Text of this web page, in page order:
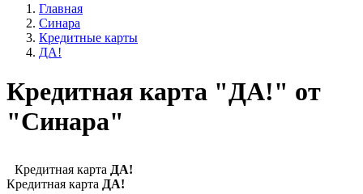
Главная
Синара
Кредитные карты
ДА!
Кредитная карта "ДА!" от
"Синара"
Кредитная карта ДА!
Кредитная карта ДА!